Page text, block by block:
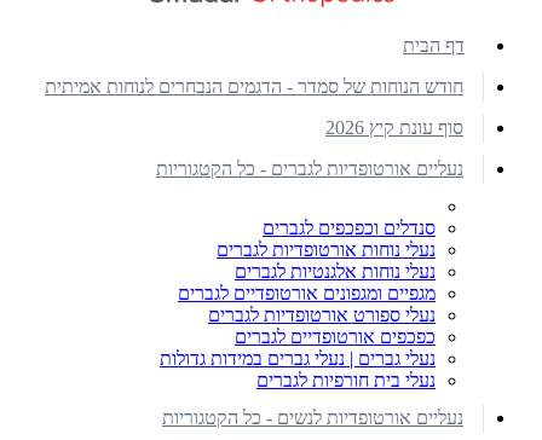
דף הבית
חודש הנוחות של סמדר - הדגמים הנבחרים לנוחות אמיתית
סוף עונת קיץ 2026
נעליים אורטופדיות לגברים - כל הקטגוריות
סנדלים וכפכפים לגברים
נעלי נוחות אורטופדיות לגברים
נעלי נוחות אלגנטיות לגברים
מגפיים ומגפונים אורטופדיים לגברים
נעלי ספורט אורטופדיות לגברים
כפכפים אורטופדיים לגברים
נעלי גברים | נעלי גברים במידות גדולות
נעלי בית חורפיות לגברים
נעליים אורטופדיות לנשים - כל הקטגוריות